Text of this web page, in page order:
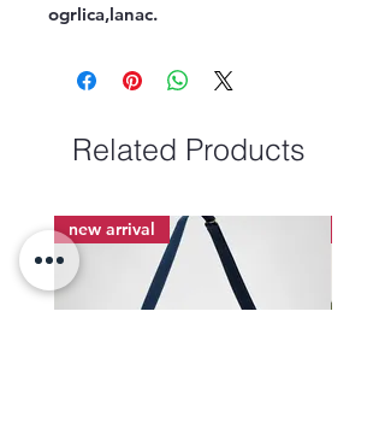
ogrlica,lanac.
Related Products
new arrival